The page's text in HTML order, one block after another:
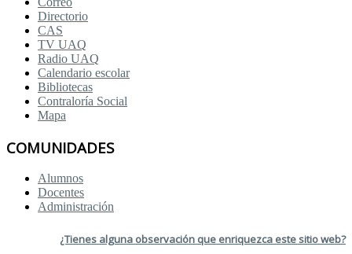
Directorio
CAS
TV UAQ
Radio UAQ
Calendario escolar
Bibliotecas
Contraloría Social
Mapa
COMUNIDADES
Alumnos
Docentes
Administración
¿Tienes alguna observación que enriquezca este sitio web?